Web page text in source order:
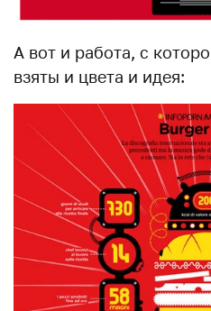
А вот и работа, с
взяты и цвета и идея: